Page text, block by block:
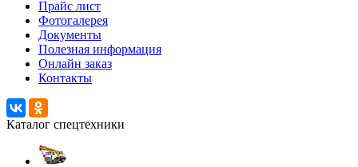
Прайс лист
Фотогалерея
Документы
Полезная информация
Онлайн заказ
Контакты
Каталог спецтехники